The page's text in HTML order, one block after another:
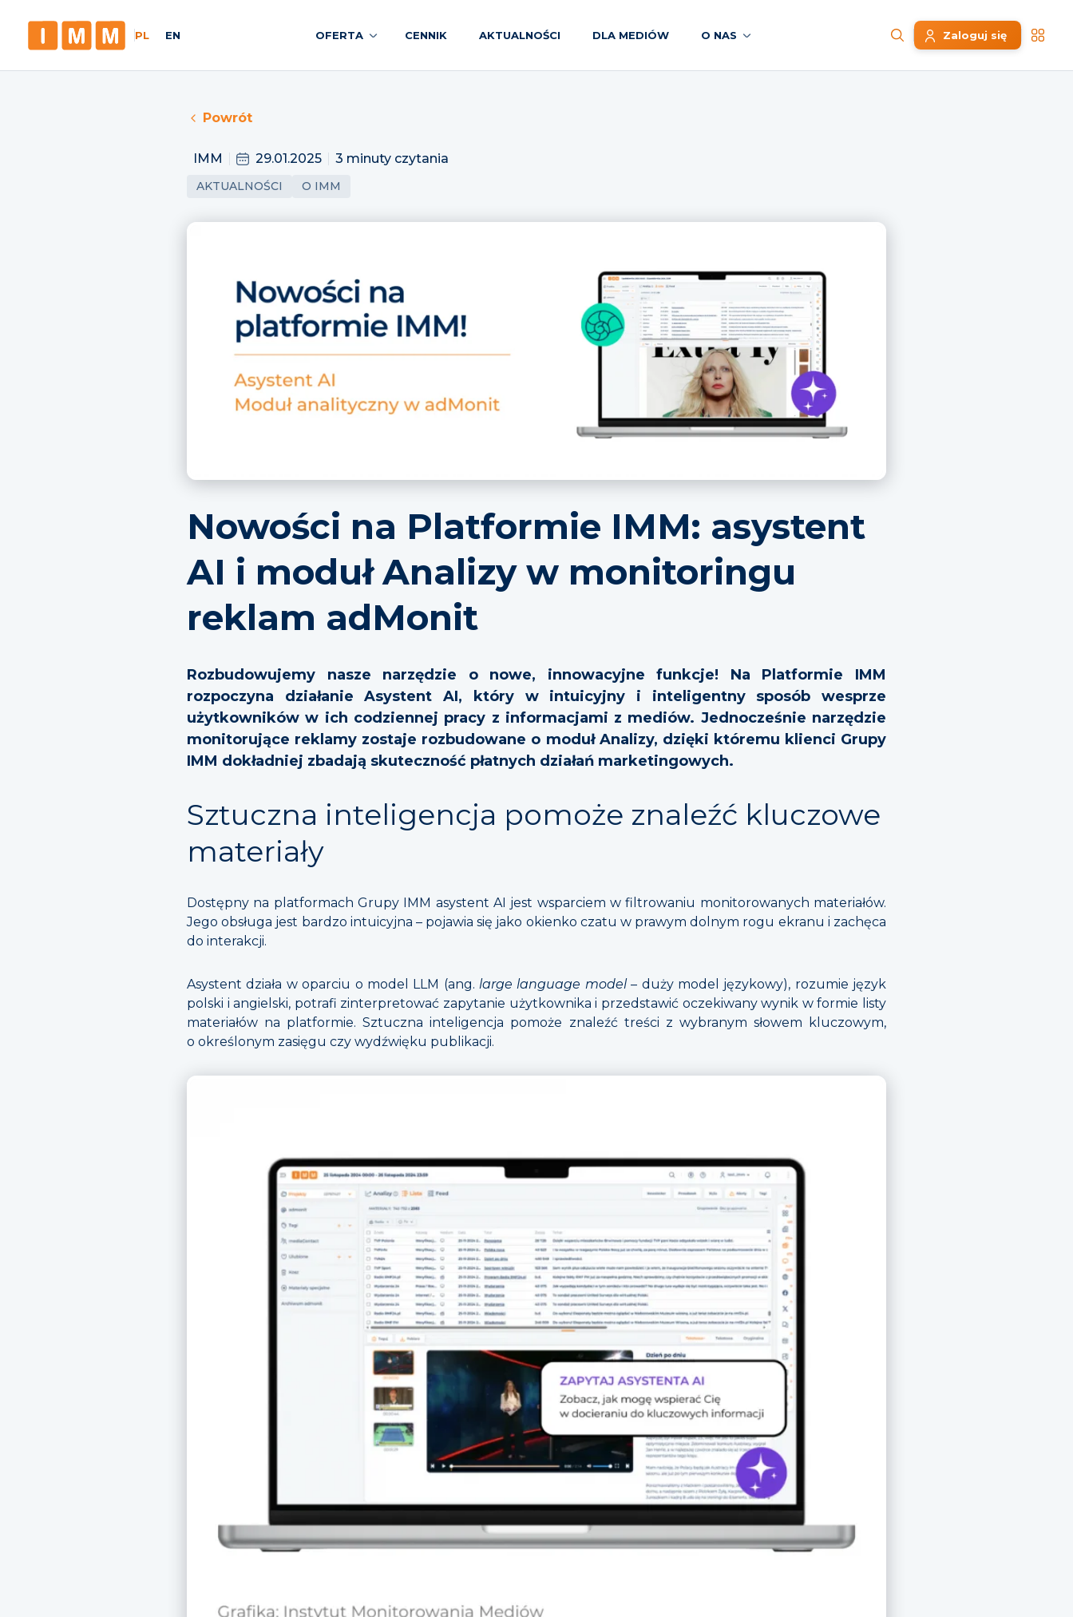
PL EN OFERTA CENNIK AKTUALNOŚCI DLA MEDIÓW O NAS Zaloguj się
Powrót
IMM 29.01.2025 3 minuty czytania
AKTUALNOŚCI O IMM
Nowości na Platformie IMM: asystent
AI i moduł Analizy w monitoringu
reklam adMonit
Rozbudowujemy nasze narzędzie o nowe, innowacyjne funkcje! Na Platformie IMM
rozpoczyna działanie Asystent AI, który w intuicyjny i inteligentny sposób wesprze
użytkowników w ich codziennej pracy z informacjami z mediów. Jednocześnie narzędzie
monitorujące reklamy zostaje rozbudowane o moduł Analizy, dzięki któremu klienci Grupy
IMM dokładniej zbadają skuteczność płatnych działań marketingowych.
Sztuczna inteligencja pomoże znaleźć kluczowe
materiały
Dostępny na platformach Grupy IMM asystent AI jest wsparciem w filtrowaniu monitorowanych materiałów.
Jego obsługa jest bardzo intuicyjna – pojawia się jako okienko czatu w prawym dolnym rogu ekranu i zachęca
do interakcji.
Asystent działa w oparciu o model LLM (ang. large language model– duży model językowy), rozumie język
polski i angielski, potrafi zinterpretować zapytanie użytkownika i przedstawić oczekiwany wynik w formie listy
materiałów na platformie. Sztuczna inteligencja pomoże znaleźć treści z wybranym słowem kluczowym,
o określonym zasięgu czy wydźwięku publikacji.